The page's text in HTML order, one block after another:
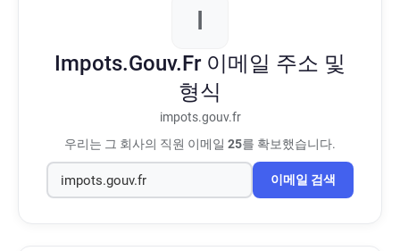
I
Impots.Gouv.Fr 이메일 주소 및
형식
impots.gouv.fr
우리는 그 회사의 직원 이메일 25를 확보했습니다.
이메일 검색